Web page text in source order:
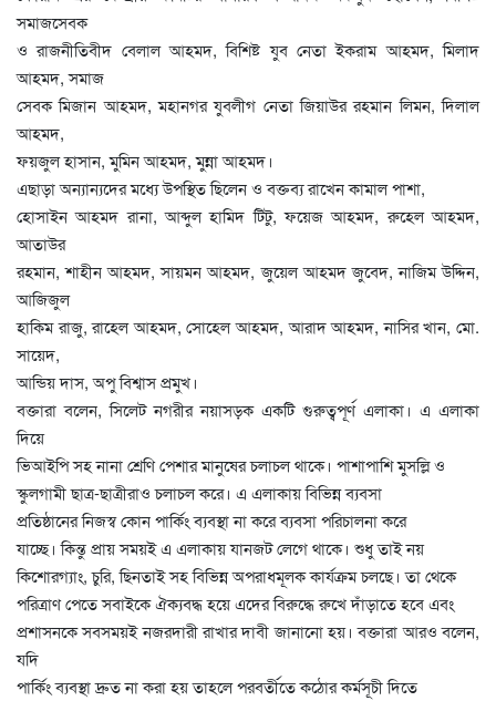
সমাজসেবক
ও রাজনীতিবীদ বেলাল আহমদ, বিশিষ্ট যুব নেতা ইকরাম আহমদ, মিলাদ
আহমদ, সমাজ
সেবক মিজান আহমদ, মহানগর যুবলীগ নেতা জিয়াউর রহমান লিমন, দিলাল
আহমদ,
ফয়জুল হাসান, মুমিন আহমদ, মুন্না আহমদ।
এছাড়া অন্যান্যদের মধ্যে উপস্থিত ছিলেন ও বক্তব্য রাখেন কামাল পাশা,
হোসাইন আহমদ রানা, আব্দুল হামিদ টিটু, ফয়েজ আহমদ, রুহেল আহমদ,
আতাউর
রহমান, শাহীন আহমদ, সায়মন আহমদ, জুয়েল আহমদ জুবেদ, নাজিম উদ্দিন,
আজিজুল
হাকিম রাজু, রাহেল আহমদ, সোহেল আহমদ, আরাদ আহমদ, নাসির খান, মো.
সায়েদ,
আন্ডিয় দাস, অপু বিশ্বাস প্রমুখ।
বক্তারা বলেন, সিলেট নগরীর নয়াসড়ক একটি গুরুত্বপূর্ণ এলাকা। এ এলাকা
দিয়ে
ভিআইপি সহ নানা শ্রেণি পেশার মানুষের চলাচল থাকে। পাশাপাশি মুসল্লি ও
স্কুলগামী ছাত্র-ছাত্রীরাও চলাচল করে। এ এলাকায় বিভিন্ন ব্যবসা
প্রতিষ্ঠানের নিজস্ব কোন পার্কিং ব্যবস্থা না করে ব্যবসা পরিচালনা করে
যাচ্ছে। কিন্তু প্রায় সময়ই এ এলাকায় যানজট লেগে থাকে। শুধু তাই নয়
কিশোরগ্যাং, চুরি, ছিনতাই সহ বিভিন্ন অপরাধমূলক কার্যক্রম চলছে। তা থেকে
পরিত্রাণ পেতে সবাইকে ঐক্যবদ্ধ হয়ে এদের বিরুদ্ধে রুখে দাঁড়াতে হবে এবং
প্রশাসনকে সবসময়ই নজরদারী রাখার দাবী জানানো হয়। বক্তারা আরও বলেন,
যদি
পার্কিং ব্যবস্থা দ্রুত না করা হয় তাহলে পরবর্তীতে কঠোর কর্মসূচী দিতে